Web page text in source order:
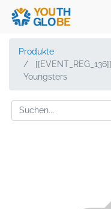
Produkte
Youngsters